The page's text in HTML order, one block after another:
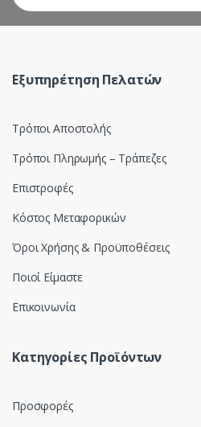
Εξυπηρέτηση Πελατών
Τρόποι Αποστολής
Τρόποι Πληρωμής – Τράπεζες
Επιστροφές
Κόστος Μεταφορικών
Όροι Χρήσης & Προϋποθέσεις
Ποιοί Είμαστε
Επικοινωνία
Κατηγορίες Προϊόντων
Προσφορές